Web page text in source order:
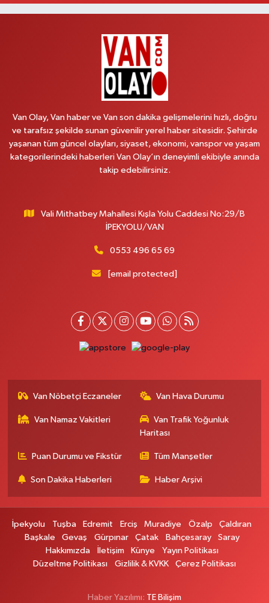
HEKİM HASTANESİ ACİL KARŞISI
Yol Tarifi Al
MAHMUDİYE MAH.ATATÜRK CAD.NO:17B
0 (531) 621 69 65 Yol Tarifi Al
Onay Eczanesi
Yenı Derman Eczanesi
Akdamar Hastanesi Acil yanı. İpekyolu. Hatuniye mahallesi terzioğlu, Eski
Yol Tarifi Al
Kışla Mah.Çınarlı Cad.1038 Sk.No:93 3-4
0 (432) 354 37 36 Yol Tarifi Al
BAHÇELİEVLER MAH.MUSLİH GÖRENTAŞ BULVARI NO:57Çağdaş fırının
0 (501) 322 00 65 Yol Tarifi Al
VANYOLU CADDESİ NO:42
0 (532) 689 22 50 Yol Tarifi Al
Van Olay, Van haber ve Van son dakika gelişmelerini hızlı, doğru
ve tarafsız şekilde sunan güvenilir yerel haber sitesidir. Şehirde
yaşanan tüm güncel olayları, siyaset, ekonomi, vanspor ve yaşam
kategorilerindeki haberleri Van Olay’ın deneyimli ekibiyle anında
takip edebilirsiniz.
Vali Mithatbey Mahallesi Kışla Yolu Caddesi No:29/B
İPEKYOLU/VAN
0553 496 65 69
[email protected]
Van Nöbetçi Eczaneler Van Hava Durumu
Van Namaz Vakitleri
Van Trafik Yoğunluk
Haritası
Puan Durumu ve Fikstür Tüm Manşetler
Son Dakika Haberleri Haber Arşivi
İpekyolu Tuşba Edremit Erciş Muradiye Özalp
Çaldıran
Başkale
Gevaş Gürpınar Çatak Bahçesaray
Saray
Hakkımızda
İletişim Künye
Yayın Politikası
Düzeltme Politikası
Gizlilik & KVKK Çerez Politikası
Haber Yazılımı: TE Bilişim